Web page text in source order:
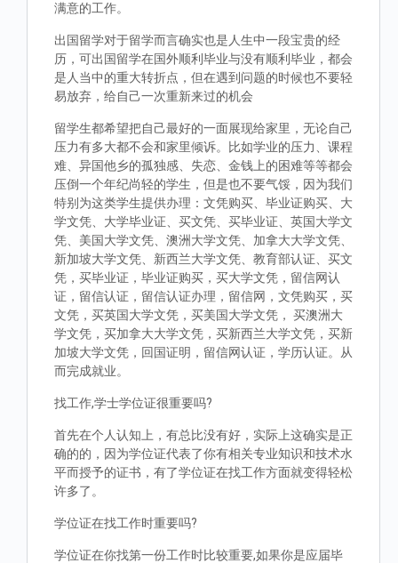
满意的工作。
出国留学对于留学而言确实也是人生中一段宝贵的经
历，可出国留学在国外顺利毕业与没有顺利毕业，都会
是人当中的重大转折点，但在遇到问题的时候也不要轻
易放弃，给自己一次重新来过的机会
留学生都希望把自己最好的一面展现给家里，无论自己
压力有多大都不会和家里倾诉。比如学业的压力、课程
难、异国他乡的孤独感、失恋、金钱上的困难等等都会
压倒一个年纪尚轻的学生，但是也不要气馁，因为我们
特别为这类学生提供办理：文凭购买、毕业证购买、大
学文凭、大学毕业证、买文凭、买毕业证、英国大学文
凭、美国大学文凭、澳洲大学文凭、加拿大大学文凭、
新加坡大学文凭、新西兰大学文凭、教育部认证、买文
凭，买毕业证，毕业证购买，买大学文凭，留信网认
证，留信认证，留信认证办理，留信网，文凭购买，买
文凭，买英国大学文凭，买美国大学文凭， 买澳洲大
学文凭，买加拿大大学文凭，买新西兰大学文凭，买新
加坡大学文凭，回国证明，留信网认证，学历认证。从
而完成就业。
找工作,学士学位证很重要吗?
首先在个人认知上，有总比没有好，实际上这确实是正
确的的，因为学位证代表了你有相关专业知识和技术水
平而授予的证书，有了学位证在找工作方面就变得轻松
许多了。
学位证在找工作时重要吗?
学位证在你找第一份工作时比较重要,如果你是应届毕